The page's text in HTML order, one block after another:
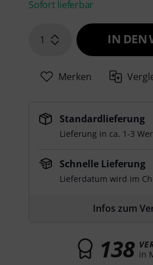
Sofort lieferbar
1 IN DEN
Merken
Standardlieferung
Lieferung in ca. 1-3
Schnelle Lieferung
Lieferdatum wird im
Infos zum
138 in